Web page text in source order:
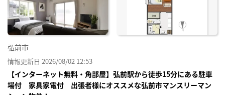
弘前市
情報更新日 2026/08/02 12:53
【インターネット無料・角部屋】弘前駅から徒歩15分にある駐車
場付 家具家電付 出張者様にオススメな弘前市マンスリーマン